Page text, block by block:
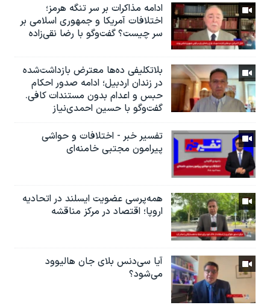
ادامه مذاکرات بر سر تنگه هرمز؛
اختلافات آمریکا و جمهوری اسلامی بر
سر چیست؟ گفت‌وگو با رضا نقی‌زاده
بلاتکلیفی ده‌ها معترض بازداشت‌شده
در زندان اردبیل؛ ادامه صدور احکام
حبس و اعدام بدون مستندات کافی.
گفت‌وگو با حسین احمدی‌نیاز
تفسیر خبر - اختلافات و حواشی
پیرامون مجتبی خامنه‌ای
همه‌پرسی عضویت ایسلند در اتحادیه
اروپا؛ اقتصاد در مرکز مناقشه
آیا سی‌دنس بلای جان هالیوود
می‌شود؟